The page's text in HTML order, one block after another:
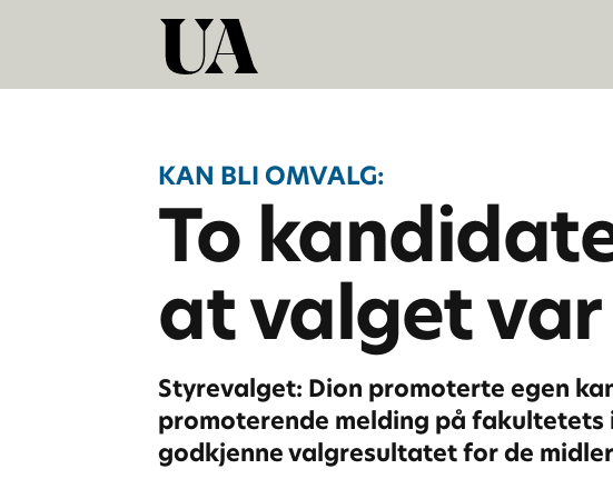
KAN BLI OMVALG:
To
at valget
Styrevalget: Dion promoterte egen
promoterende melding på
godkjenne valgresultatet for de